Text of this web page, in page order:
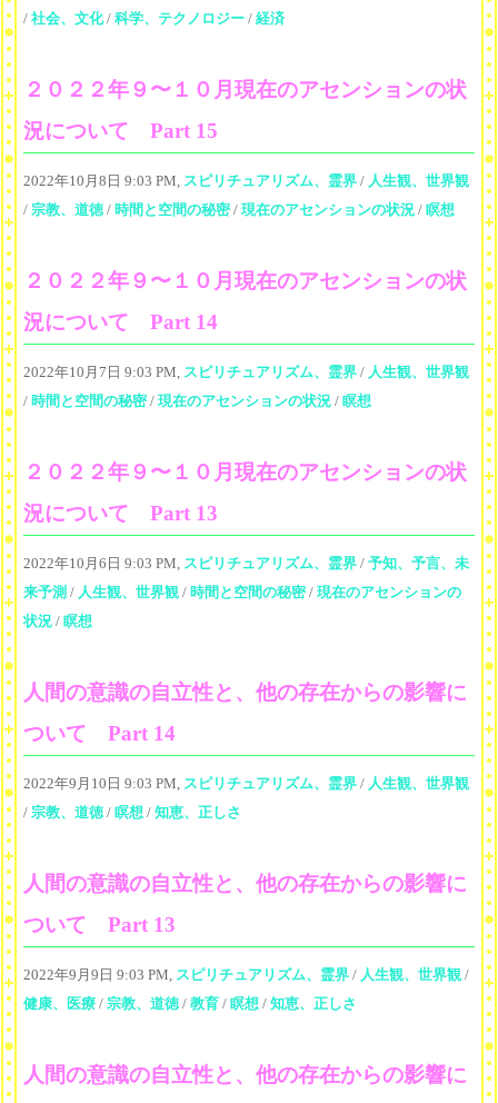
/ 社会、文化/ 科学、テクノロジー / 経済
２０２２年９〜１０月現在のアセンションの状
況について Part 15
2022年10月8日 9:03 PM, スピリチュアリズム、霊界 / 人生観、世界観
/ 宗教、道徳/ 時間と空間の秘密/ 現在のアセンションの状況 / 瞑想
２０２２年９〜１０月現在のアセンションの状
況について Part 14
2022年10月7日 9:03 PM, スピリチュアリズム、霊界 / 人生観、世界観
/ 時間と空間の秘密/ 現在のアセンションの状況 / 瞑想
２０２２年９〜１０月現在のアセンションの状
況について Part 13
2022年10月6日 9:03 PM, スピリチュアリズム、霊界 / 予知、予言、未
来予測 / 人生観、世界観 / 時間と空間の秘密/ 現在のアセンションの
状況 / 瞑想
人間の意識の自立性と、他の存在からの影響に
ついて Part 14
2022年9月10日 9:03 PM, スピリチュアリズム、霊界 / 人生観、世界観
/ 宗教、道徳/ 瞑想 / 知恵、正しさ
人間の意識の自立性と、他の存在からの影響に
ついて Part 13
2022年9月9日 9:03 PM, スピリチュアリズム、霊界 / 人生観、世界観 /
健康、医療 / 宗教、道徳/ 教育 / 瞑想 / 知恵、正しさ
人間の意識の自立性と、他の存在からの影響に